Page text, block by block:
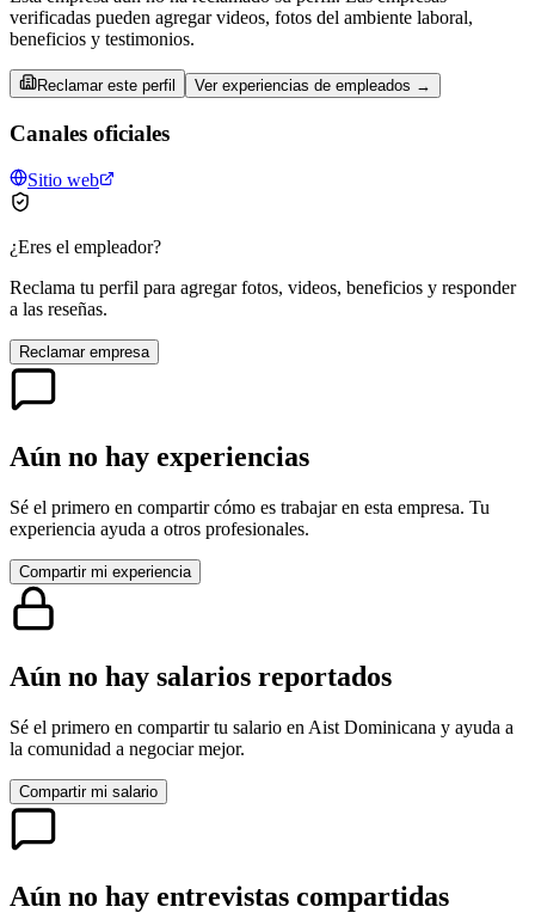
verificadas pueden agregar videos, fotos del ambiente laboral,
beneficios y testimonios.
Reclamar este perfil Ver experiencias de empleados →
Canales oficiales
Sitio web
¿Eres el empleador?
Reclama tu perfil para agregar fotos, videos, beneficios y responder
a las reseñas.
Reclamar empresa
Aún no hay experiencias
Sé el primero en compartir cómo es trabajar en esta empresa. Tu
experiencia ayuda a otros profesionales.
Compartir mi experiencia
Aún no hay salarios reportados
Sé el primero en compartir tu salario en Aist Dominicana y ayuda a
la comunidad a negociar mejor.
Compartir mi salario
Aún no hay entrevistas compartidas